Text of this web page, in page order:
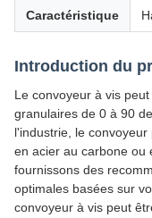
Caractéristique
Introduction du
Le convoyeur à vis
granulaires de 0 à 90
l'industrie, le
en acier au carbone ou
fournissons des
optimales basées sur
convoyeur à vis peut